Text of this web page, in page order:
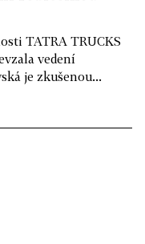
TATRA TRUCKS
vedení
je zkušenou...